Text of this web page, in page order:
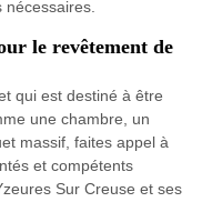
le revêtement de
qui est destiné à être
une chambre, un
massif, faites appel à
et compétents
Sur Creuse et ses